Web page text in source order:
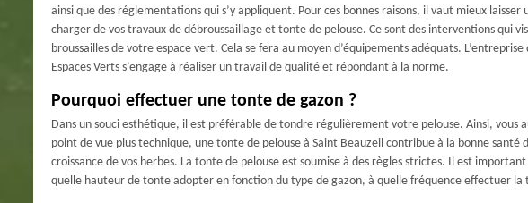
ainsi que des réglementations qui s’y appliquent. Pour ces bonnes raisons, il vaut mieux laisser
charger de vos travaux de débroussaillage et tonte de pelouse. Ce sont des interventions qui
broussailles de votre espace vert. Cela se fera au moyen d’équipements adéquats.
Espaces Verts s’engage à réaliser un travail de qualité et répondant à la norme.
Pourquoi effectuer une tonte de gazon ?
Dans un souci esthétique, il est préférable de tondre régulièrement votre pelouse. Ainsi, vous
point de vue plus technique, une tonte de pelouse à Saint Beauzeil contribue à la bonne santé
croissance de vos herbes. La tonte de pelouse est soumise à des règles strictes. Il est
quelle hauteur de tonte adopter en fonction du type de gazon, à quelle fréquence effectuer